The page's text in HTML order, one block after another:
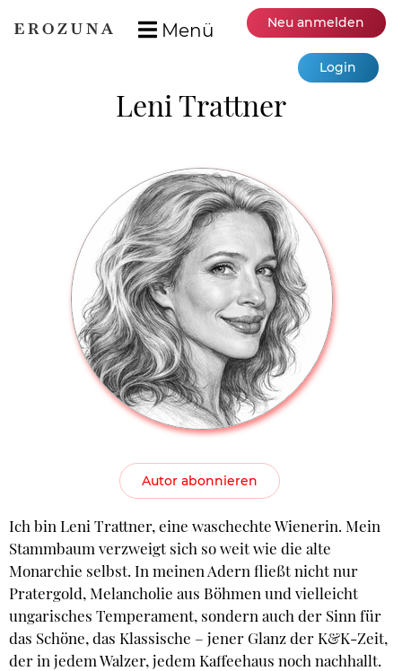
Menü Neu anmelden
Login
Leni Trattner
Autor abonnieren
Ich bin Leni Trattner, eine waschechte Wienerin. Mein
Stammbaum verzweigt sich so weit wie die alte
Monarchie selbst. In meinen Adern fließt nicht nur
Pratergold, Melancholie aus Böhmen und vielleicht
ungarisches Temperament, sondern auch der Sinn für
das Schöne, das Klassische – jener Glanz der K&K-Zeit,
der in jedem Walzer, jedem Kaffeehaus noch nachhallt.